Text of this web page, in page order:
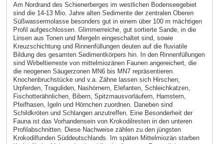
Am Nordrand des Schienerberges im westlichen Bodenseegebiet
sind die 14-13 Mio. Jahre alten Sedimente der zentralen Oberen
Süßwassermolasse besonders gut in einem über 100 m mächtigen
Profil aufgeschlossen. Glimmerreiche, gut sortierte Sande, in die
Linsen aus Tonen und Mergeln eingeschaltet sind, sowie
Kreuzschichtung und Rinnenfüllungen deuten auf die fluviatile
Bildung des gesamten Sedimentkörpers hin. In den Rinnenfüllungen
sind Wirbeltierreste von mittelmiozänen Faunen angereichert, die
die neogenen Säugerzonen MN6 bis MN7 repräsentieren.
Knochenbruchstücke und v.a. Zähne lassen sich Hirschen,
Urpferden, Traguliden, Nashörnern, Elefanten, Schleichkatzen,
Fischotterähnlichen, Bibern, Spitzmausvorläufern, Hamstern,
Pfeifhasen, Igeln und Hörnchen zuordnen. Daneben sind
Schildkröten und Schlangen anzutreffen. Eine Besonderheit der
Fauna ist das Vorhandensein von Krokodilresten in den unteren
Profilabschnitten. Diese Nachweise zählen zu den jüngsten
Krokodilfunden Süddeutschlands. Im späten Mittelmiozän starben